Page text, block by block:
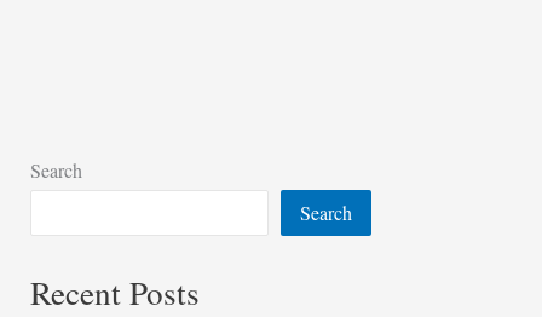
Search
Search
Recent Posts